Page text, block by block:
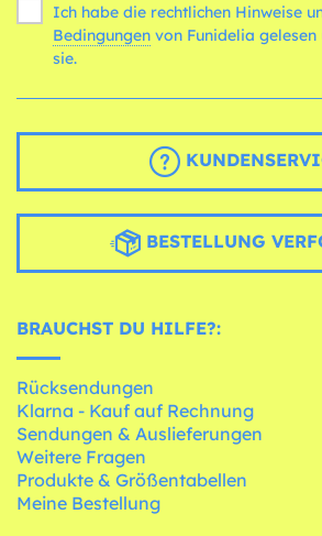
Ich habe die rechtlichen Hinweise
Bedingungen
sie.
BESTELLUNG
BRAUCHST DU HILFE?:
Rücksendungen
Klarna - Kauf auf Rechnung
Sendungen & Auslieferungen
Weitere Fragen
Produkte & Größentabellen
Meine Bestellung